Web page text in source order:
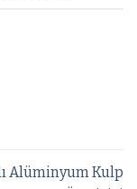
Alüminyum Kulp